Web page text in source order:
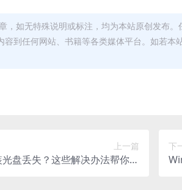
，如无特殊说明或标注，均为本站原创发布
容到任何网站、书籍等各类媒体平台。如若
上一篇
盘丢失？这些解决办法帮你轻
下